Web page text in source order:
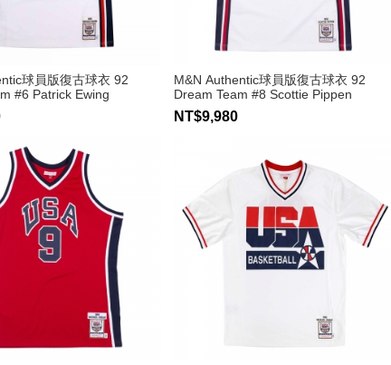
球員版復古球衣 92
#6 Patrick Ewing
M&N Authentic球員版復古球衣 92
Dream Team #8 Scottie Pippen
NT$9,980